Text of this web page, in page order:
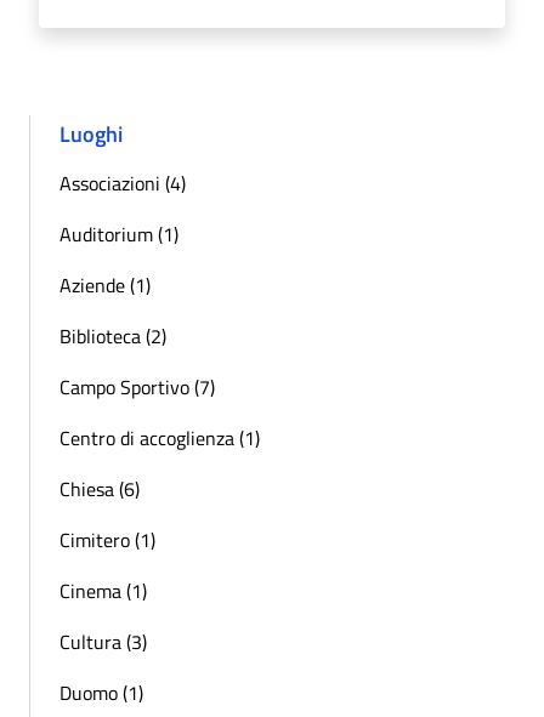
Luoghi
Associazioni (4)
Auditorium (1)
Aziende (1)
Biblioteca (2)
Campo Sportivo (7)
Centro di accoglienza (1)
Chiesa (6)
Cimitero (1)
Cinema (1)
Cultura (3)
Duomo (1)